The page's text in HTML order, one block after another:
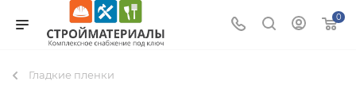
0
Гладкие пленки